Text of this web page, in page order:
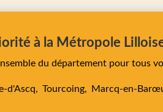
à la Métropole
du département pour tous
d'Ascq, Tourcoing, Marcq-en-